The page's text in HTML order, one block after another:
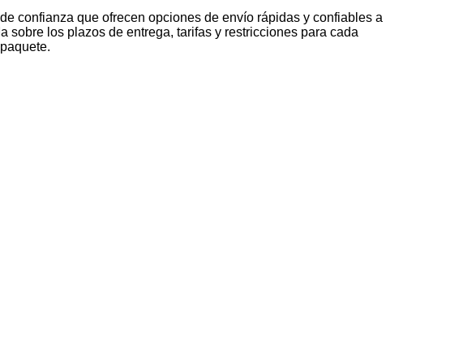
confianza que ofrecen opciones de envío rápidas y confiables a
los plazos de entrega, tarifas y restricciones para cada